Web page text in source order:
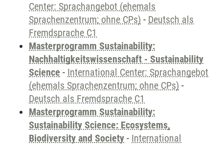
Center: Sprachangebot (ehemals
Sprachenzentrum; ohne CPs) - Deutsch als
Fremdsprache C1
Masterprogramm Sustainability:
Nachhaltigkeitswissenschaft - Sustainability
Science - International Center: Sprachangebot
(ehemals Sprachenzentrum; ohne CPs) -
Deutsch als Fremdsprache C1
Masterprogramm Sustainability:
Sustainability Science: Ecosystems,
Biodiversity and Society - International